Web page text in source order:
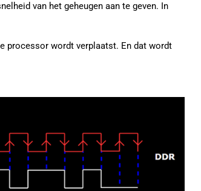
van het geheugen aan te geven. In
processor wordt verplaatst. En dat wordt